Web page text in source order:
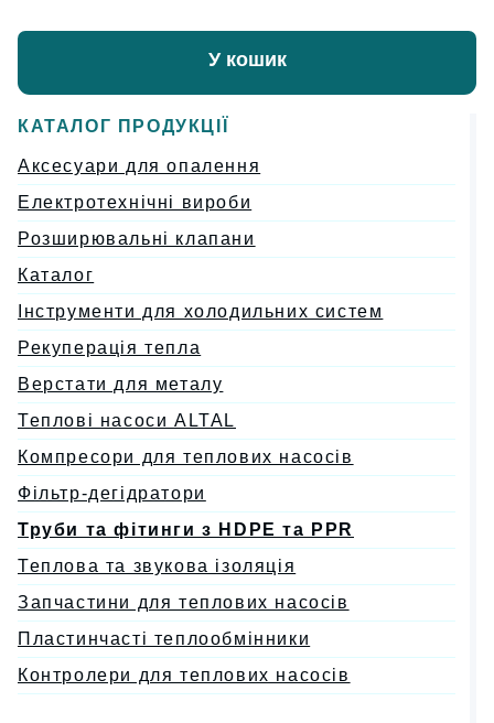
У кошик
КАТАЛОГ ПРОДУКЦІЇ
Аксесуари для опалення
Електротехнічні вироби
Розширювальні клапани
Каталог
Інструменти для холодильних систем
Рекуперація тепла
Верстати для металу
Теплові насоси ALTAL
Компресори для теплових насосів
Фільтр-дегідратори
Труби та фітинги з HDPE та PPR
Теплова та звукова ізоляція
Запчастини для теплових насосів
Пластинчасті теплообмінники
Контролери для теплових насосів